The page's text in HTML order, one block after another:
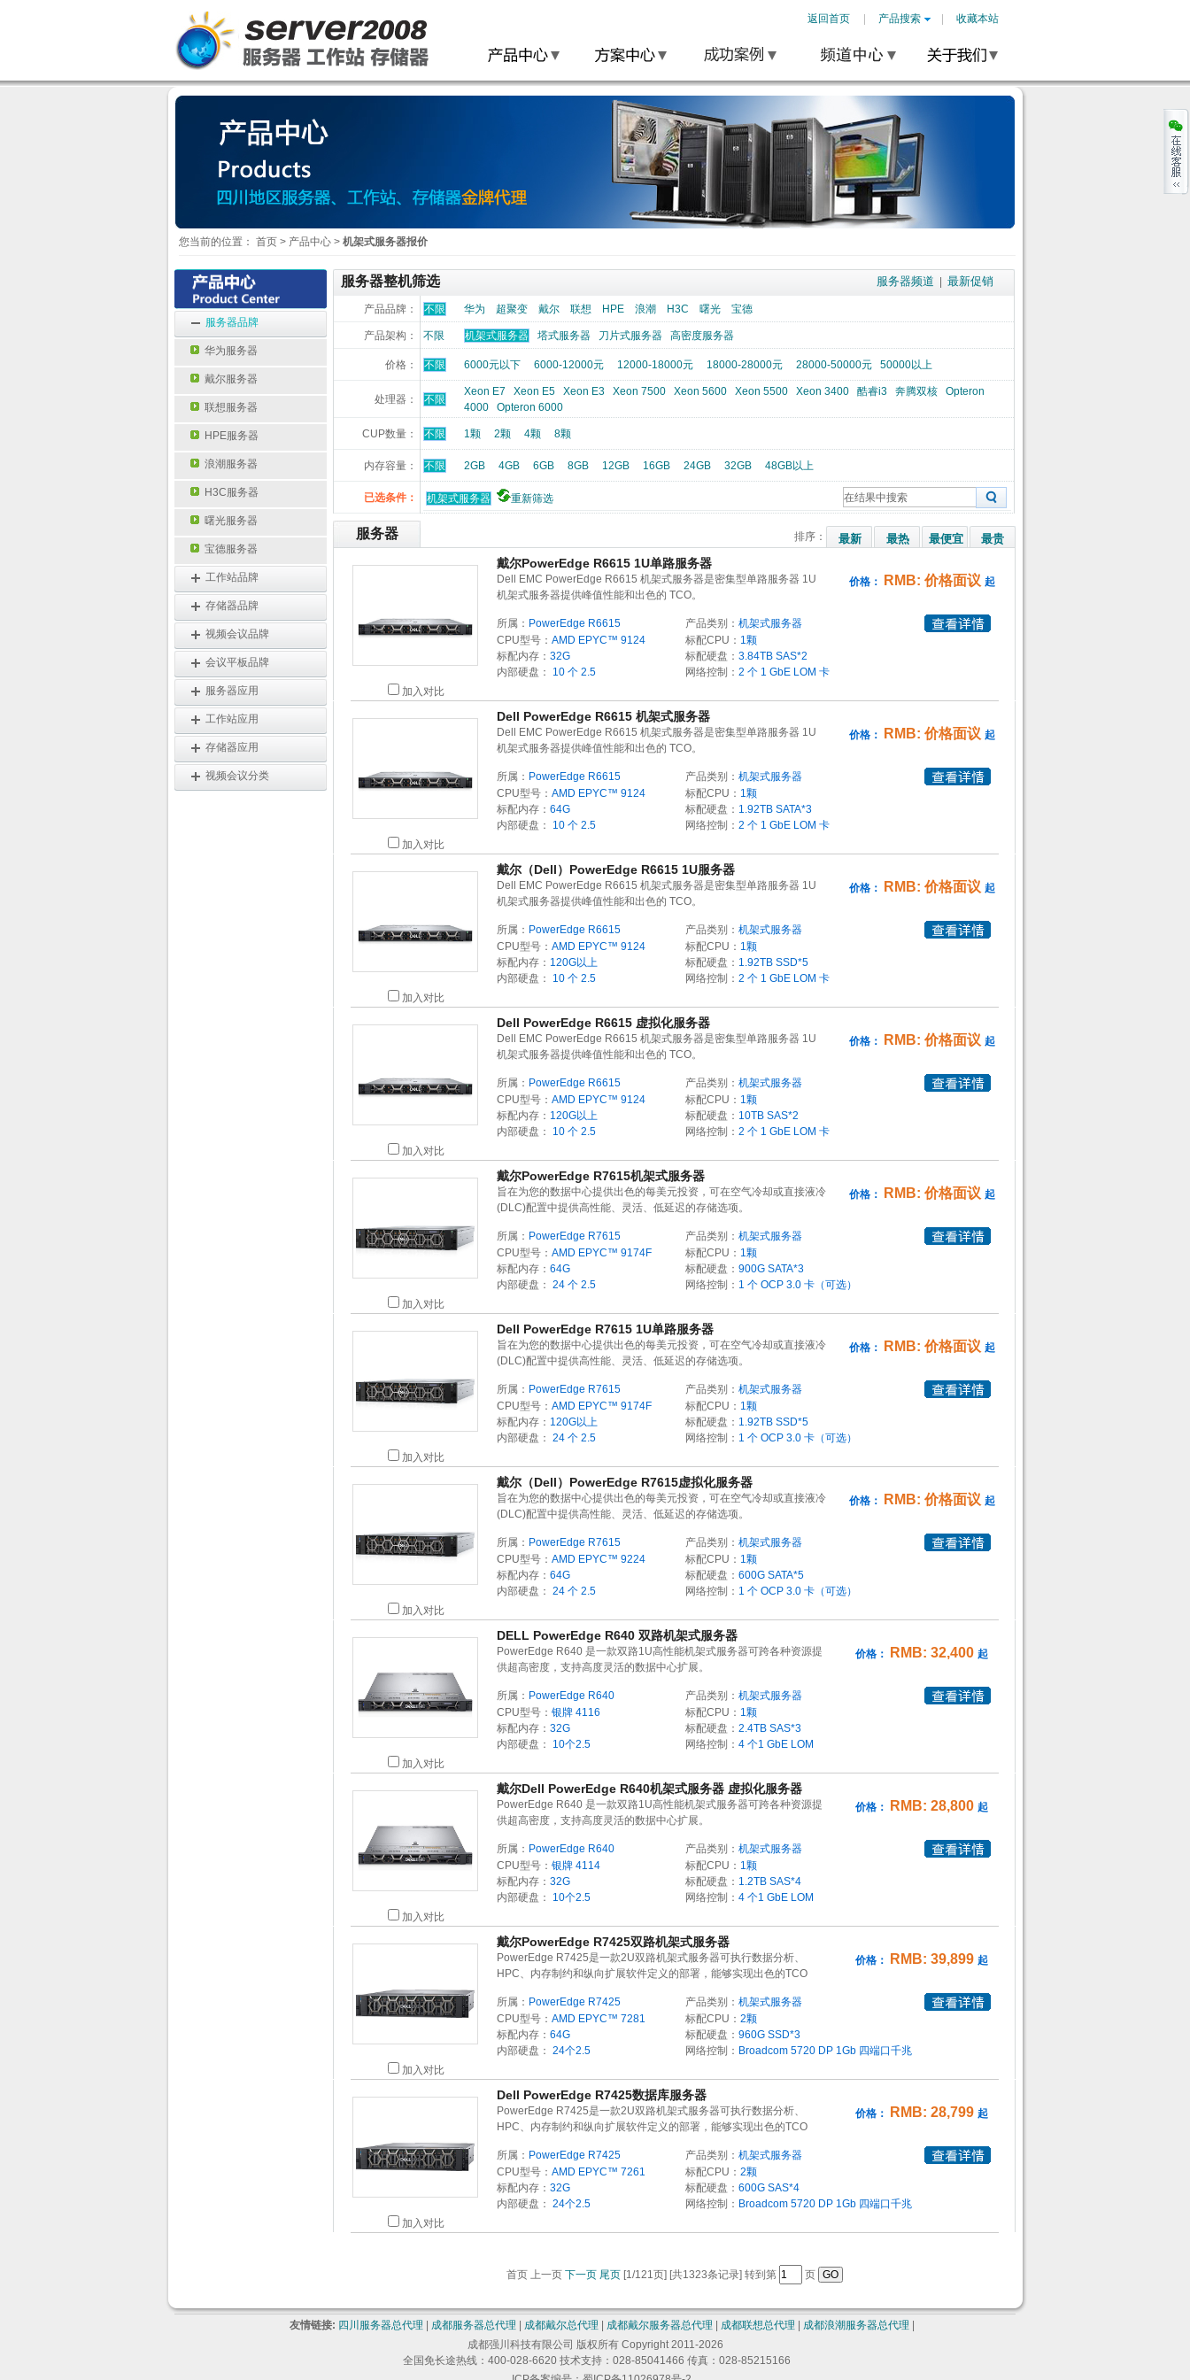
返回首页 产品搜索 收藏本站
您当前的位置： 首页 > 产品中心 > 机架式服务器报价
服务器品牌
华为服务器
戴尔服务器
联想服务器
HPE服务器
浪潮服务器
H3C服务器
曙光服务器
宝德服务器
工作站品牌
存储器品牌
视频会议品牌
会议平板品牌
服务器应用
工作站应用
存储器应用
视频会议分类
服务器整机筛选 服务器频道 最新促销
产品品牌： 不限 华为 超聚变 戴尔 联想 HPE 浪潮 H3C 曙光 宝德
产品架构： 不限 机架式服务器 塔式服务器 刀片式服务器 高密度服务器
价格： 不限 6000元以下 6000-12000元 12000-18000元 18000-28000元 28000-50000元 50000以上
处理器： 不限
Xeon E7 Xeon E5 Xeon E3 Xeon 7500 Xeon 5600 Xeon 5500 Xeon 3400 酷睿i3 奔腾双核
Opteron
4000
Opteron 6000
CUP数量： 不限 1颗 2颗 4颗 8颗
内存容量： 不限 2GB 4GB 6GB 8GB 12GB 16GB 24GB 32GB 48GB以上
已选条件： 机架式服务器 重新筛选
服务器 排序： 最新 最热 最便宜 最贵
加入对比
戴尔PowerEdge R6615 1U单路服务器
价格： RMB: 价格面议 起
Dell EMC PowerEdge R6615 机架式服务器是密集型单路服务器 1U
机架式服务器提供峰值性能和出色的 TCO。
所属： PowerEdge R6615 产品类别： 机架式服务器
CPU型号： AMD EPYC™ 9124 标配CPU： 1颗
标配内存： 32G 标配硬盘： 3.84TB SAS*2
内部硬盘：
10 个 2.5 网络控制： 2 个 1 GbE LOM 卡
加入对比
Dell PowerEdge R6615 机架式服务器
价格： RMB: 价格面议 起
Dell EMC PowerEdge R6615 机架式服务器是密集型单路服务器 1U
机架式服务器提供峰值性能和出色的 TCO。
所属： PowerEdge R6615 产品类别： 机架式服务器
CPU型号： AMD EPYC™ 9124 标配CPU： 1颗
标配内存： 64G 标配硬盘： 1.92TB SATA*3
内部硬盘：
10 个 2.5 网络控制： 2 个 1 GbE LOM 卡
加入对比
戴尔（Dell）PowerEdge R6615 1U服务器
价格： RMB: 价格面议 起
Dell EMC PowerEdge R6615 机架式服务器是密集型单路服务器 1U
机架式服务器提供峰值性能和出色的 TCO。
所属： PowerEdge R6615 产品类别： 机架式服务器
CPU型号： AMD EPYC™ 9124 标配CPU： 1颗
标配内存： 120G以上 标配硬盘： 1.92TB SSD*5
内部硬盘：
10 个 2.5 网络控制： 2 个 1 GbE LOM 卡
加入对比
Dell PowerEdge R6615 虚拟化服务器
价格： RMB: 价格面议 起
Dell EMC PowerEdge R6615 机架式服务器是密集型单路服务器 1U
机架式服务器提供峰值性能和出色的 TCO。
所属： PowerEdge R6615 产品类别： 机架式服务器
CPU型号： AMD EPYC™ 9124 标配CPU： 1颗
标配内存： 120G以上 标配硬盘： 10TB SAS*2
内部硬盘：
10 个 2.5 网络控制： 2 个 1 GbE LOM 卡
加入对比
戴尔PowerEdge R7615机架式服务器
价格： RMB: 价格面议 起
旨在为您的数据中心提供出色的每美元投资，可在空气冷却或直接液冷
(DLC)配置中提供高性能、灵活、低延迟的存储选项。
所属： PowerEdge R7615 产品类别： 机架式服务器
CPU型号： AMD EPYC™ 9174F 标配CPU： 1颗
标配内存： 64G 标配硬盘： 900G SATA*3
内部硬盘： 24 个 2.5 网络控制： 1 个 OCP 3.0 卡（可选）
加入对比
Dell PowerEdge R7615 1U单路服务器
价格： RMB: 价格面议 起
旨在为您的数据中心提供出色的每美元投资，可在空气冷却或直接液冷
(DLC)配置中提供高性能、灵活、低延迟的存储选项。
所属： PowerEdge R7615 产品类别： 机架式服务器
CPU型号： AMD EPYC™ 9174F 标配CPU： 1颗
标配内存： 120G以上 标配硬盘： 1.92TB SSD*5
内部硬盘： 24 个 2.5 网络控制： 1 个 OCP 3.0 卡（可选）
加入对比
戴尔（Dell）PowerEdge R7615虚拟化服务器
价格： RMB: 价格面议 起
旨在为您的数据中心提供出色的每美元投资，可在空气冷却或直接液冷
(DLC)配置中提供高性能、灵活、低延迟的存储选项。
所属： PowerEdge R7615 产品类别： 机架式服务器
CPU型号： AMD EPYC™ 9224 标配CPU： 1颗
标配内存： 64G 标配硬盘： 600G SATA*5
内部硬盘： 24 个 2.5 网络控制： 1 个 OCP 3.0 卡（可选）
加入对比
DELL PowerEdge R640 双路机架式服务器
价格： RMB: 32,400 起
PowerEdge R640 是一款双路1U高性能机架式服务器可跨各种资源提
供超高密度，支持高度灵活的数据中心扩展。
所属： PowerEdge R640 产品类别： 机架式服务器
CPU型号： 银牌 4116 标配CPU： 1颗
标配内存： 32G 标配硬盘： 2.4TB SAS*3
内部硬盘：
10个2.5 网络控制： 4 个1 GbE LOM
加入对比
戴尔Dell PowerEdge R640机架式服务器 虚拟化服务器
价格： RMB: 28,800 起
PowerEdge R640 是一款双路1U高性能机架式服务器可跨各种资源提
供超高密度，支持高度灵活的数据中心扩展。
所属： PowerEdge R640 产品类别： 机架式服务器
CPU型号： 银牌 4114 标配CPU： 1颗
标配内存： 32G 标配硬盘： 1.2TB SAS*4
内部硬盘：
10个2.5 网络控制： 4 个1 GbE LOM
加入对比
戴尔PowerEdge R7425双路机架式服务器
价格： RMB: 39,899 起
PowerEdge R7425是一款2U双路机架式服务器可执行数据分析、
HPC、内存制约和纵向扩展软件定义的部署，能够实现出色的TCO
所属： PowerEdge R7425 产品类别： 机架式服务器
CPU型号： AMD EPYC™ 7281 标配CPU： 2颗
标配内存： 64G 标配硬盘： 960G SSD*3
内部硬盘： 24个2.5 网络控制： Broadcom 5720 DP 1Gb 四端口千兆
加入对比
Dell PowerEdge R7425数据库服务器
价格： RMB: 28,799 起
PowerEdge R7425是一款2U双路机架式服务器可执行数据分析、
HPC、内存制约和纵向扩展软件定义的部署，能够实现出色的TCO
所属： PowerEdge R7425 产品类别： 机架式服务器
CPU型号： AMD EPYC™ 7261 标配CPU： 2颗
标配内存： 32G 标配硬盘： 600G SAS*4
内部硬盘： 24个2.5 网络控制： Broadcom 5720 DP 1Gb 四端口千兆
首页 上一页 下一页 尾页[1/121页] [共1323条记录] 转到第 页
友情链接: 四川服务器总代理 成都服务器总代理 成都戴尔总代理 成都戴尔服务器总代理 成都联想总代理 成都浪潮服务器总代理
成都强川科技有限公司 版权所有 Copyright 2011-2026
全国免长途热线：400-028-6620 技术支持：028-85041466 传真：028-85215166